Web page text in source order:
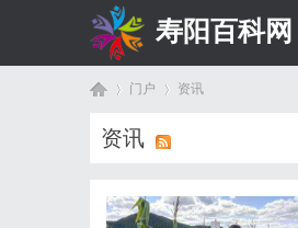
寿阳百科网
门户 资讯
资讯